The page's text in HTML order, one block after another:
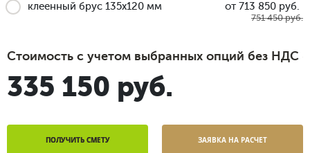
клеенный брус 135x120 мм от 713 850 руб.
751 450 руб.
Стоимость с учетом выбранных опций без НДС
335 150 руб.
ПОЛУЧИТЬ СМЕТУ ЗАЯВКА НА РАСЧЕТ